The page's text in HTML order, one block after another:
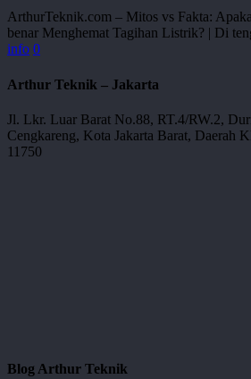
benar
Menghemat
Tagihan
ArthurTeknik.com – Mitos vs Fakta:
benar Menghemat Tagihan Listrik? | Di
info 0
Arthur Teknik – Jakarta
Jl. Lkr. Luar Barat No.88, RT.4/RW.2,
Cengkareng, Kota Jakarta Barat, Daerah
11750
Blog Arthur Teknik